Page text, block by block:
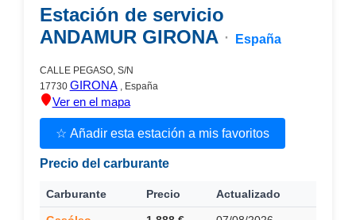
Estación de servicio
ANDAMUR GIRONA · España
CALLE PEGASO, S/N
17730 GIRONA, España
Ver en el mapa
☆ Añadir esta estación a mis favoritos
Precio del carburante
Carburante Precio Actualizado